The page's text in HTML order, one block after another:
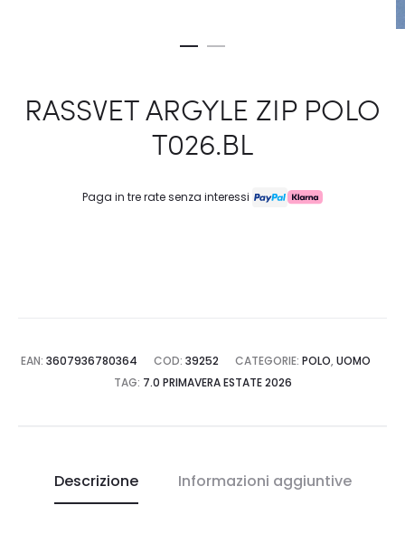
RASSVET ARGYLE ZIP POLO
T026.BL
Paga in tre rate senza interessi
EAN: 3607936780364 COD: 39252 CATEGORIE: POLO, UOMO
TAG: 7.0 PRIMAVERA ESTATE 2026
Descrizione Informazioni aggiuntive